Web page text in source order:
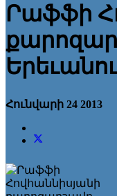
Րաֆֆի
Հունվարի 24 2013